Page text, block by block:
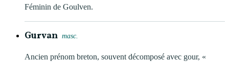
Féminin de Goulven.
Gurvan masc.
Ancien prénom breton, souvent décomposé avec gour, «